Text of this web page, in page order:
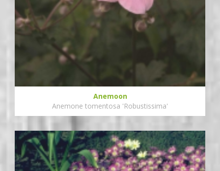
Anemoon
Anemone tomentosa 'Robustissima'